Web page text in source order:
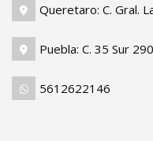
Queretaro: C. Gral.
Puebla: C. 35 Sur
5612622146